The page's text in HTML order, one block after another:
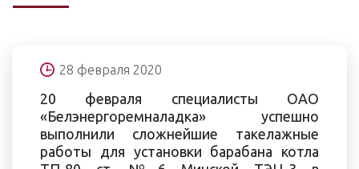
28 февраля 2020
20 февраля специалисты ОАО
«Белэнергоремналадка» успешно
выполнили сложнейшие такелажные
работы для установки барабана котла